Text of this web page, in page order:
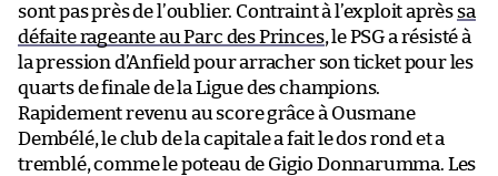
sont pas près de l’oublier. Contraint à l’exploit après sa
défaite rageante au Parc des Princes, le PSG a résisté à
la pression d’Anfield pour arracher son ticket pour les
quarts de finale de la Ligue des champions.
Rapidement revenu au score grâce à Ousmane
Dembélé, le club de la capitale a fait le dos rond et a
tremblé, comme le poteau de Gigio Donnarumma. Les